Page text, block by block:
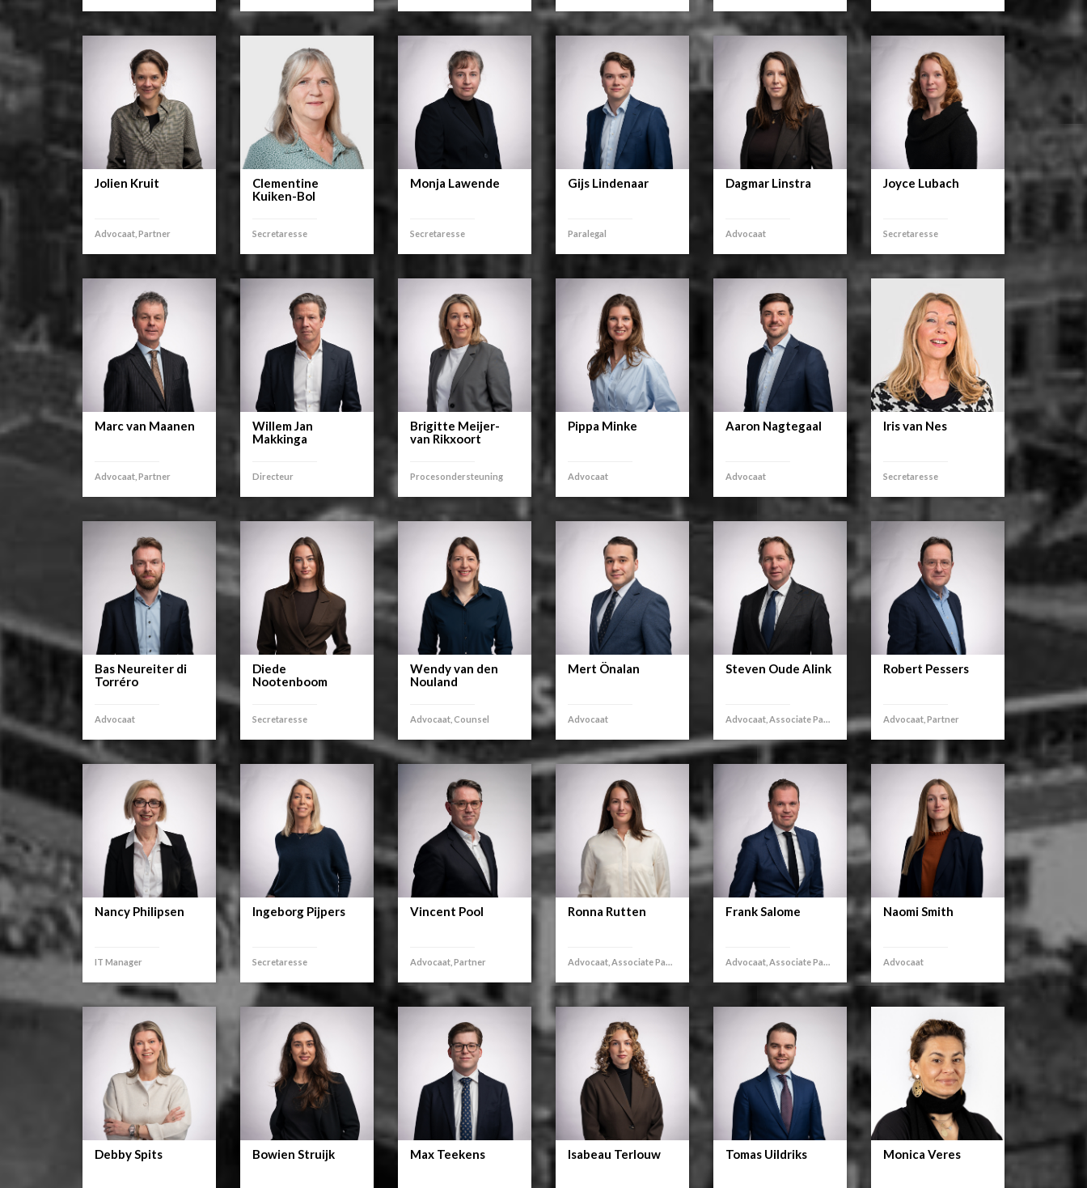
Jolien Kruit
Advocaat, Partner
Clementine
Kuiken-Bol
Secretaresse
Monja Lawende
Secretaresse
Gijs Lindenaar
Paralegal
Dagmar Linstra
Advocaat
Joyce Lubach
Secretaresse
Marc van Maanen
Advocaat, Partner
Willem Jan
Makkinga
Directeur
Brigitte Meijer-
van Rikxoort
Procesondersteuning
Pippa Minke
Advocaat
Aaron Nagtegaal
Advocaat
Iris van Nes
Secretaresse
Bas Neureiter di
Torréro
Advocaat
Diede
Nootenboom
Secretaresse
Wendy van den
Nouland
Advocaat, Counsel
Mert Önalan
Advocaat
Steven Oude Alink
Advocaat, Associate Partner
Robert Pessers
Advocaat, Partner
Nancy Philipsen
IT Manager
Ingeborg Pijpers
Secretaresse
Vincent Pool
Advocaat, Partner
Ronna Rutten
Advocaat, Associate Partner
Frank Salome
Advocaat, Associate Partner
Naomi Smith
Advocaat
Debby Spits Bowien Struijk Max Teekens Isabeau Terlouw Tomas Uildriks Monica Veres